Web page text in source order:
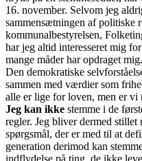
16. november. Selvom jeg
sammensætningen af politiske
kommunalbestyrelsen,
har jeg altid interesseret mig
mange måder har opdraget mig.
Den demokratiske
sammen med værdier som
alle er lige for loven, men er vi
Jeg kan ikke stemme i de
regler. Jeg bliver dermed
spørgsmål, der er med til at
generation derimod kan